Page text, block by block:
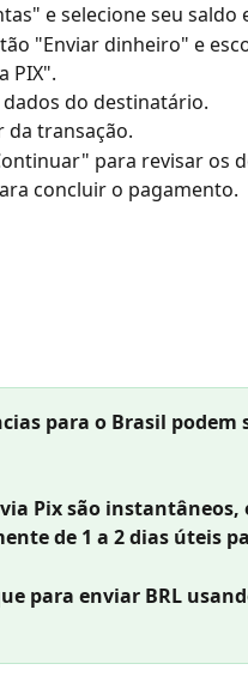
e selecione seu saldo
"Enviar dinheiro" e
PIX".
dados do destinatário.
da transação.
para revisar os
concluir o pagamento.
para o Brasil podem
Pix são
de 1 a 2 dias úteis
para enviar BRL